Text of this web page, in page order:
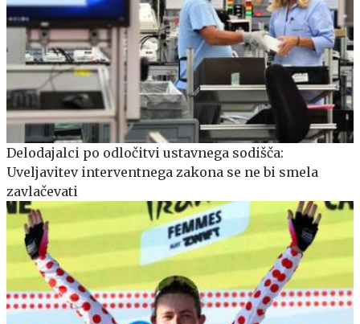
Delodajalci po odločitvi ustavnega sodišča:
Uveljavitev interventnega zakona se ne bi smela
zavlačevati